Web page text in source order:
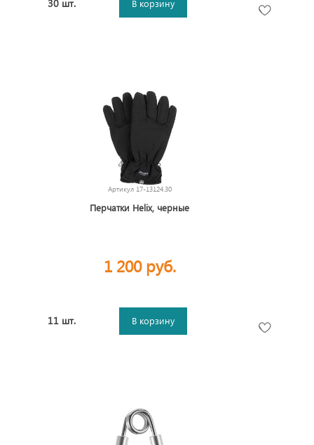
30 шт. В корзину
Артикул 17-13124.30
Перчатки Helix, черные
1 200 руб.
11 шт. В корзину